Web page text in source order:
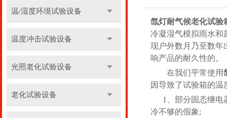
温/湿度环境试验设备
温度冲击试验设备
光照老化试验设备
老化试验设备
氙灯耐气候老化试验
冷凝湿气模拟雨水和
现户外数月乃至数年
响产品的耐久性的。
在我们平常使用
因导致了试验箱的
1、部分固态继电
冷不够的假象;